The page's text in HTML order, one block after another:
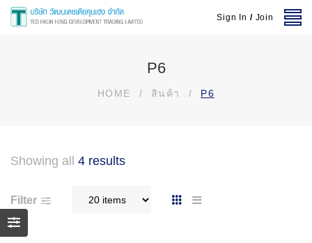
Sign In / Join
P6
HOME / สินค้า / P6
Showing all 4 results
Filter